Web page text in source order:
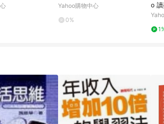
Yahoo購物中心
0%
o